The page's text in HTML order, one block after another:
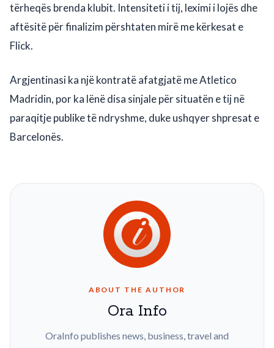
tërheqës brenda klubit. Intensiteti i tij, leximi i lojës dhe
aftësitë për finalizim përshtaten mirë me kërkesat e
Flick.
Argjentinasi ka një kontratë afatgjatë me Atletico
Madridin, por ka lënë disa sinjale për situatën e tij në
paraqitje publike të ndryshme, duke ushqyer shpresat e
Barcelonës.
ABOUT THE AUTHOR
Ora Info
OraInfo publishes news, business, travel and